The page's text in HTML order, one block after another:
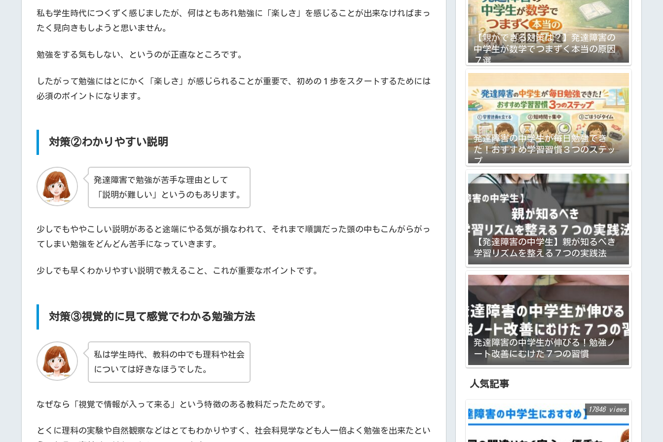
私も学生時代につくずく感じましたが、何はともあれ勉強に「楽しさ」を感じることが出来なければまっ
たく見向きもしようと思いません。
勉強をする気もしない、というのが正直なところです。
したがって勉強にはとにかく「楽しさ」が感じられることが重要で、初めの１歩をスタートするためには
必須のポイントになります。
対策②わかりやすい説明
発達障害で勉強が苦手な理由として
「説明が難しい」というのもあります。
少しでもややこしい説明があると途端にやる気が損なわれて、それまで順調だった頭の中もこんがらがっ
てしまい勉強をどんどん苦手になっていきます。
少しでも早くわかりやすい説明で教えること、これが重要なポイントです。
対策③視覚的に見て感覚でわかる勉強方法
私は学生時代、教科の中でも理科や社会
については好きなほうでした。
なぜなら「視覚で情報が入って来る」という特徴のある教科だったためです。
とくに理科の実験や自然観察などはとてもわかりやすく、社会科見学なども人一倍よく勉強を出来たとい
【親ができる対策は？】発達障害の
中学生が数学でつまずく本当の原因
７選
発達障害の中学生が毎日勉強でき
た！おすすめ学習習慣３つのステッ
プ
【発達障害の中学生】親が知るべき
学習リズムを整える７つの実践法
発達障害の中学生が伸びる！勉強ノ
ート改善にむけた７つの習慣
人気記事
17846 views